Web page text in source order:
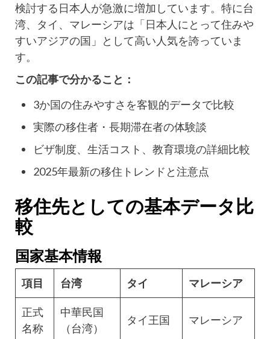
検討する日本人が急激に増加しています。特に台
湾、タイ、マレーシアは「日本人にとって住みや
すいアジアの国」として高い人気を誇っていま
す。
この記事で分かること：
3か国の住みやすさを客観的データで比較
実際の移住者・長期滞在者の体験談
ビザ制度、生活コスト、教育環境の詳細比較
2025年最新の移住トレンドと注意点
移住先としての基本データ比
較
国家基本情報
項目 台湾 タイ マレーシア
正式
名称
中華民国
（台湾）
タイ王国 マレーシア